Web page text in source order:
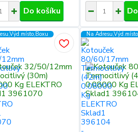
Do košíku
Na